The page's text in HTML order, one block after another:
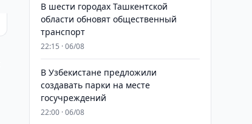
В шести городах Ташкентской
области обновят общественный
транспорт
22:15 · 06/08
В Узбекистане предложили
создавать парки на месте
госучреждений
22:00 · 06/08